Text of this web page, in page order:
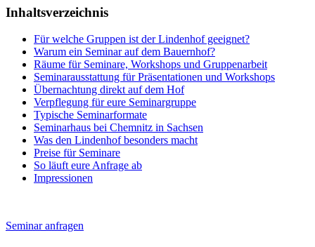
Inhaltsverzeichnis
Für welche Gruppen ist der Lindenhof geeignet?
Warum ein Seminar auf dem Bauernhof?
Räume für Seminare, Workshops und Gruppenarbeit
Seminarausstattung für Präsentationen und Workshops
Übernachtung direkt auf dem Hof
Verpflegung für eure Seminargruppe
Typische Seminarformate
Seminarhaus bei Chemnitz in Sachsen
Was den Lindenhof besonders macht
Preise für Seminare
So läuft eure Anfrage ab
Impressionen
Seminar anfragen